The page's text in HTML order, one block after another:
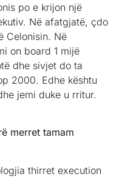
po e krijon një
Në afatgjatë, çdo
Celonisin. Në
on board 1 mijë
dhe sivjet do ta
2000. Edhe kështu
jemi duke u rritur.
merret tamam
thirret execution